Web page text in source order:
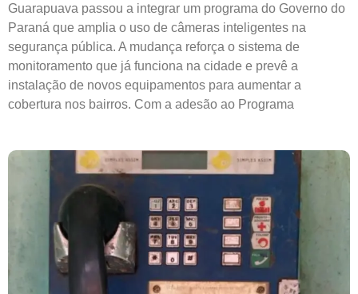
Guarapuava passou a integrar um programa do Governo do
Paraná que amplia o uso de câmeras inteligentes na
segurança pública. A mudança reforça o sistema de
monitoramento que já funciona na cidade e prevê a
instalação de novos equipamentos para aumentar a
cobertura nos bairros. Com a adesão ao Programa